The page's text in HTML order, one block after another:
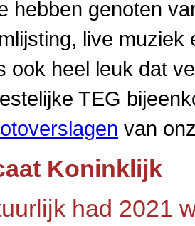
hebben genoten
live muziek
ook heel leuk dat
TEG
van
Koninklijk
had 2021